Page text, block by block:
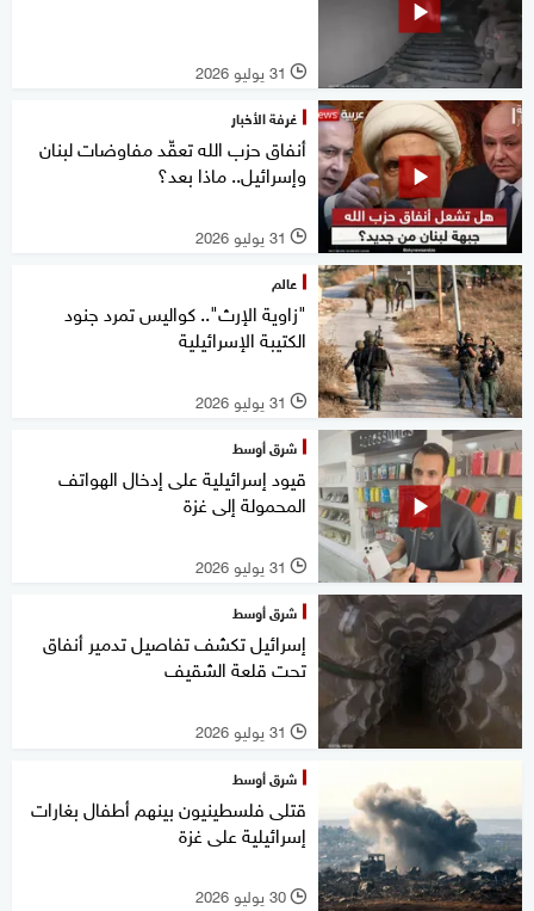
l 31 يوليو 2026
غرفة الأخبار
أنفاق حزب الله تعقّد مفاوضات لبنان
وإسرائيل.. ماذا بعد؟
l 31 يوليو 2026
عالم
"زاوية الإرث".. كواليس تمرد جنود
الكتيبة الإسرائيلية
l 31 يوليو 2026
شرق أوسط
قيود إسرائيلية على إدخال الهواتف
المحمولة إلى غزة
l 31 يوليو 2026
شرق أوسط
إسرائيل تكشف تفاصيل تدمير أنفاق
تحت قلعة الشقيف
l 31 يوليو 2026
شرق أوسط
قتلى فلسطينيون بينهم أطفال بغارات
إسرائيلية على غزة
l 30 يوليو 2026